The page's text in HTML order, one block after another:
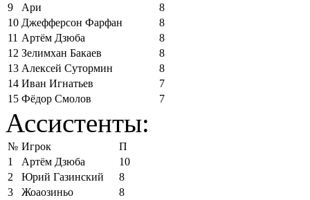
9
Ари
8
10 Джефферсон Фарфан
8
11 Артём Дзюба
8
12 Зелимхан Бакаев
8
13 Алексей Сутормин
8
14 Иван Игнатьев
7
15 Фёдор Смолов 7
Ассистенты:
№ Игрок
П
1
Артём Дзюба
10
2
Юрий Газинский
8
3
Жоаозиньо
8